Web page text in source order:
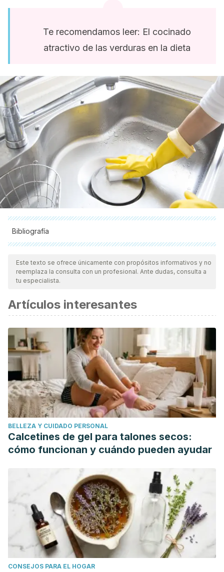
Te recomendamos leer: El cocinado
atractivo de las verduras en la dieta
Bibliografía
Todas las fuentes citadas fueron revisadas a profundidad por
nuestro equipo, para asegurar su calidad, confiabilidad,
vigencia y validez.La bibliografía de este artículo fue
científica.
Beumer, R. R., & Kusumaningrum, H. (2003). Kitchen
hygiene in daily life. In International Biodeterioration and
Biodegradation.https://doi.org/10.1016/S0964-
8305 (03)00041-6
Cogan, T. A., Slader, J., Bloomfield, S. F., & Humphrey, T. J.
(2002). Achieving hygiene in the domestic kitchen: The
effectiveness of commonly used cleaning procedures.
Journal of Applied Microbiology.
https://doi.org/10.1046/j.1365-2672.2002.01598.x
Rusin, P., Orosz-Coughlin, P., & Gerba, C. (1998). Reduction
of faecal coliform, coliform and heterotrophic plate count
bacteria in the household kitchen and bathroom by
disinfection with hypochlorite cleaners. Journal of Applied
Microbiology.https://doi.org/10.1046/j.1365-
2672.1998.00598.x
Taché, J., & Carpentier, B. (2014). Hygiene in the home
kitchen: Changes in behaviour and impact of key
microbiological hazard control measures. Food Control.
https://doi.org/10.1016/j.foodcont.2013.07.026
Este texto se ofrece únicamente con propósitos informativos y no
reemplaza la consulta con un profesional. Ante dudas, consulta a
tu especialista.
Artículos interesantes
BELLEZA Y CUIDADO PERSONAL
Calcetines de gel para talones secos:
cómo funcionan y cuándo pueden ayudar
CONSEJOS PARA EL HOGAR